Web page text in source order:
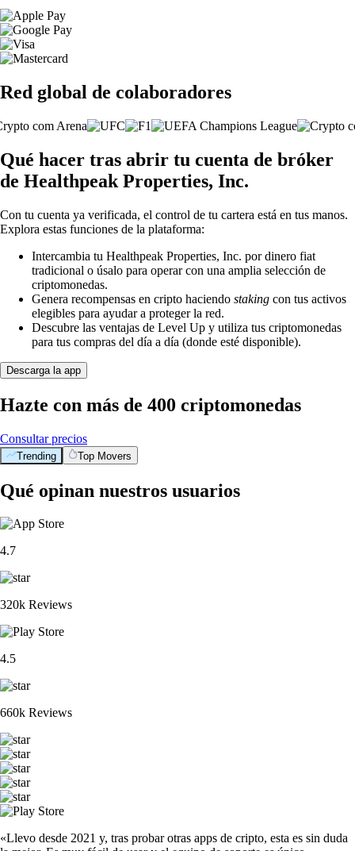
Red global de colaboradores
Qué hacer tras abrir tu cuenta de bróker
de Healthpeak Properties, Inc.
Con tu cuenta ya verificada, el control de tu cartera está en tus manos.
Explora estas funciones de la plataforma:
Intercambia tu Healthpeak Properties, Inc. por dinero fiat
tradicional o úsalo para operar con una amplia selección de
criptomonedas.
Genera recompensas en cripto haciendo staking con tus activos
elegibles para ayudar a proteger la red.
Descubre las ventajas de Level Up y utiliza tus criptomonedas
para tus compras del día a día (donde esté disponible).
Descarga la app
Hazte con más de 400 criptomonedas
Consultar precios
Trending Top Movers
Qué opinan nuestros usuarios
4.7
320k Reviews
4.5
660k Reviews
«Llevo desde 2021 y, tras probar otras apps de cripto, esta es sin duda